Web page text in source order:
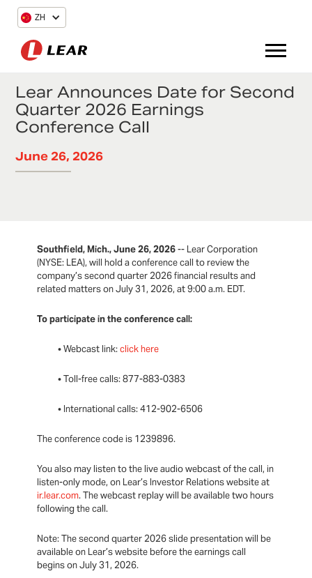
ZH
Lear Announces Date for Second
Quarter 2026 Earnings
Conference Call
June 26, 2026
Southfield, Mich., June 26, 2026-- Lear Corporation
(NYSE: LEA), will hold a conference call to review the
company’s second quarter 2026 financial results and
related matters on July 31, 2026, at 9:00 a.m. EDT.
To participate in the conference call:
• Webcast link:click here
• Toll-free calls: 877-883-0383
• International calls: 412-902-6506
The conference code is 1239896.
You also may listen to the live audio webcast of the call, in
listen-only mode, on Lear’s Investor Relations website at
ir.lear.com. The webcast replay will be available two hours
following the call.
Note: The second quarter 2026 slide presentation will be
available on Lear’s website before the earnings call
begins on July 31, 2026.